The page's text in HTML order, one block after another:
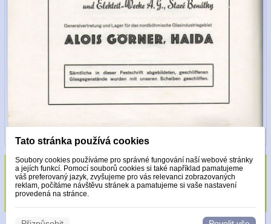
Sklo zdobeno pouze krystaly Made with
Swarovski.
Tato stránka používá cookies
Soubory cookies používáme pro správné fungování naší webové stránky
a jejích funkcí. Pomocí souborů cookies si také například pamatujeme
váš preferovaný jazyk, zvyšujeme pro vás relevanci zobrazovaných
reklam, počítáme návštěvu stránek a pamatujeme si vaše nastavení
provedená na stránce.